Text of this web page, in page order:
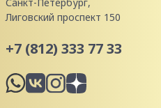
Лиговский проспект 150
+7 (812) 333 77 33